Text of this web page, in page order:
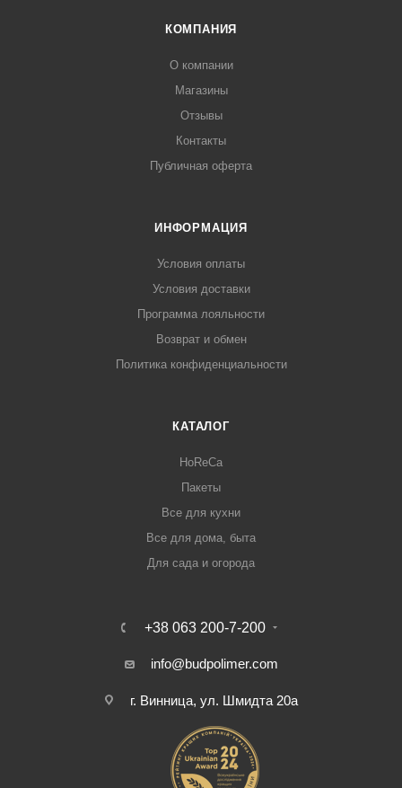
КОМПАНИЯ
О компании
Магазины
Отзывы
Контакты
Публичная оферта
ИНФОРМАЦИЯ
Условия оплаты
Условия доставки
Программа лояльности
Возврат и обмен
Политика конфиденциальности
КАТАЛОГ
HoReCa
Пакеты
Все для кухни
Все для дома, быта
Для сада и огорода
+38 063 200-7-200
info@budpolimer.com
г. Винница, ул. Шмидта 20а